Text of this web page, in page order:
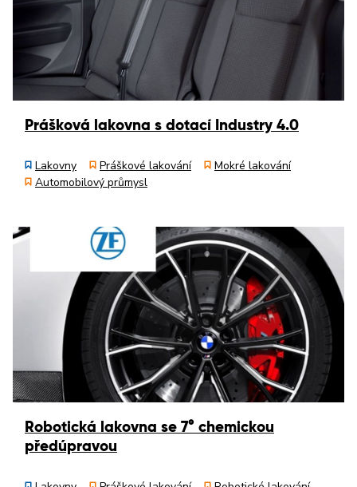
Prášková lakovna s dotací Industry 4.0
Lakovny Práškové lakování
Mokré lakování
Automobilový průmysl
Robotická lakovna se 7° chemickou
předúpravou